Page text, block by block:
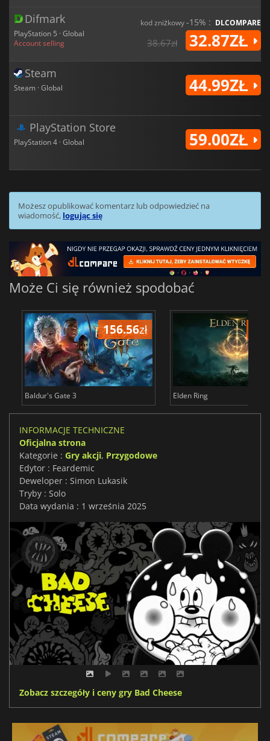
Difmark
PlayStation 5 · Global
Account selling
kod zniżkowy-15% : DLCOMPARE
38.67zł 32.87ZŁ
Steam
Steam · Global 44.99ZŁ
PlayStation Store
PlayStation 4 · Global 59.00ZŁ
Możesz opublikować komentarz lub odpowiedzieć na
wiadomość, logując się
Może Ci się również spodobać
156.56zł
Baldur's Gate 3 Elden Ring
INFORMACJE TECHNICZNE
Oficjalna strona
Kategorie : Gry akcji, Przygodowe
Edytor : Feardemic
Deweloper : Simon Lukasik
Tryby : Solo
Data wydania : 1 września 2025
Zobacz szczegóły i ceny gry Bad Cheese